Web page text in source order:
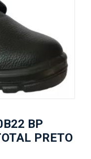
BP
PRETO